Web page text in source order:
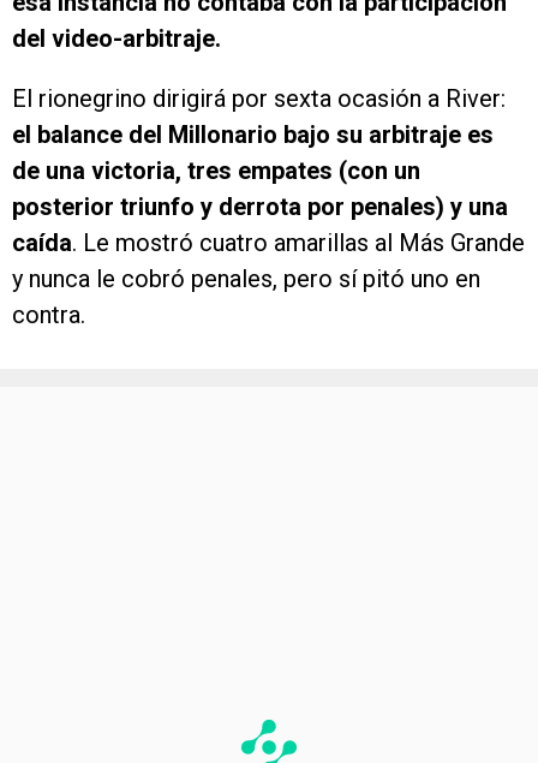
del video-arbitraje.
El rionegrino dirigirá por sexta ocasión a River:
el balance del Millonario bajo su arbitraje es
de una victoria, tres empates (con un
posterior triunfo y derrota por penales) y una
caída. Le mostró cuatro amarillas al Más Grande
y nunca le cobró penales, pero sí pitó uno en
contra.